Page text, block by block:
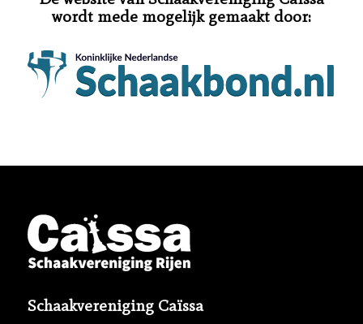
wordt mede mogelijk gemaakt door:
Schaakvereniging Caïssa